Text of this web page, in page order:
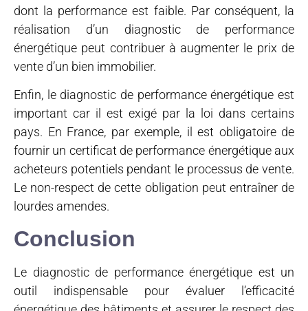
dont la performance est faible. Par conséquent, la
réalisation d’un diagnostic de performance
énergétique peut contribuer à augmenter le prix de
vente d’un bien immobilier.
Enfin, le diagnostic de performance énergétique est
important car il est exigé par la loi dans certains
pays. En France, par exemple, il est obligatoire de
fournir un certificat de performance énergétique aux
acheteurs potentiels pendant le processus de vente.
Le non-respect de cette obligation peut entraîner de
lourdes amendes.
Conclusion
Le diagnostic de performance énergétique est un
outil indispensable pour évaluer l’efficacité